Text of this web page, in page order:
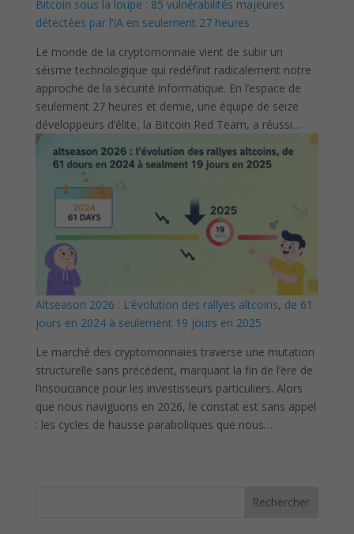
Bitcoin sous la loupe : 85 vulnérabilités majeures
détectées par l’IA en seulement 27 heures
Le monde de la cryptomonnaie vient de subir un
séisme technologique qui redéfinit radicalement notre
approche de la sécurité informatique. En l’espace de
seulement 27 heures et demie, une équipe de seize
développeurs d’élite, la Bitcoin Red Team, a réussi…
Altseason 2026 : L’évolution des rallyes altcoins, de 61
jours en 2024 à seulement 19 jours en 2025
Le marché des cryptomonnaies traverse une mutation
structurelle sans précédent, marquant la fin de l’ère de
l’insouciance pour les investisseurs particuliers. Alors
que nous naviguons en 2026, le constat est sans appel
: les cycles de hausse paraboliques que nous…
Rechercher